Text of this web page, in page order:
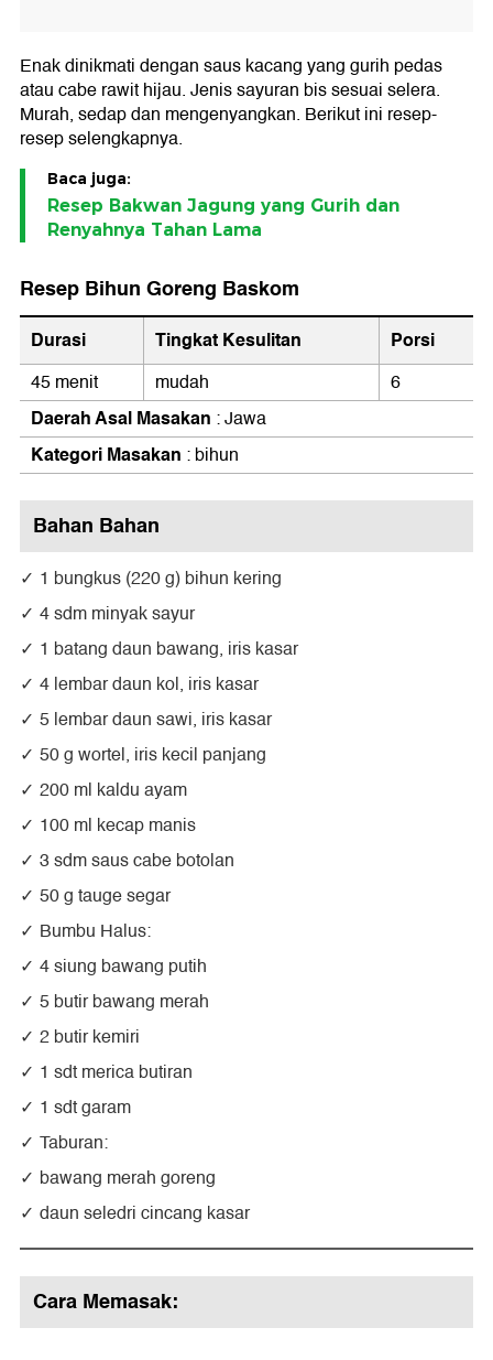
Enak dinikmati dengan saus kacang yang gurih pedas
atau cabe rawit hijau. Jenis sayuran bis sesuai selera.
Murah, sedap dan mengenyangkan. Berikut ini resep-
resep selengkapnya.
Baca juga:
Resep Bakwan Jagung yang Gurih dan
Renyahnya Tahan Lama
Resep Bihun Goreng Baskom
Durasi Tingkat Kesulitan Porsi
45 menit mudah 6
Daerah Asal Masakan : Jawa
Kategori Masakan : bihun
Bahan Bahan
1 bungkus (220 g) bihun kering
4 sdm minyak sayur
1 batang daun bawang, iris kasar
4 lembar daun kol, iris kasar
5 lembar daun sawi, iris kasar
50 g wortel, iris kecil panjang
200 ml kaldu ayam
100 ml kecap manis
3 sdm saus cabe botolan
50 g tauge segar
Bumbu Halus:
4 siung bawang putih
5 butir bawang merah
2 butir kemiri
1 sdt merica butiran
1 sdt garam
Taburan:
bawang merah goreng
daun seledri cincang kasar
Cara Memasak: